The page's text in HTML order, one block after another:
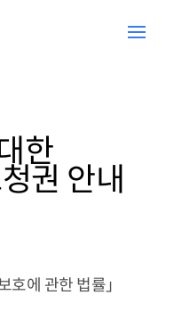
한
권 안내
호에 관한 법률」